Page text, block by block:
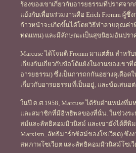
ร้องของเขาเกี่ยวกับอารยธรรมที่ปราศจา
แย้งกับเพื่อนร่วมงานคือ Erich Fromm ผู้
ก้าวหน้าจะเกิดขึ้นได้โดยวิธีทำลายคุณค่า
ทดแทน) และมีลักษณะเป็นสุขนิยมอันปราศ
Marcuse ได้โจมตี Fromm มาแต่ต้น สำห
เถียงกันเกี่ยวกับข้อโต้แย้งในงานของเขา
อารยธรรม) ซึ่งเป็นการถกกันอย่างดุเดือด
เกี่ยวกับอารยธรรมที่เป็นอยู่, และข้อเสน
ในปี ค.ศ.1958, Marcuse ได้รับตำแหน่งที่
และสมาชิกที่มีอิทธิพลของที่นั่น. ในช่วงระ
สม์และลัทธิคอมมิวนิสม์ และเขายังได้ตีพิ
Marxism_ลัทธิมาร์กซิสม์ของโซเวียต) ซึ่ง
สหภาพโซเวียต และลัทธิคอมมิวนิสม์โซเ